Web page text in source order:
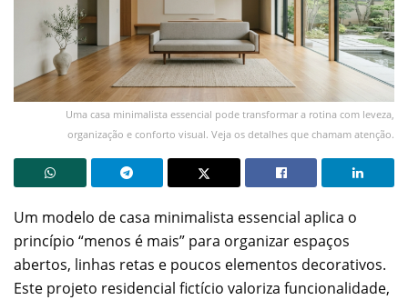
Uma casa minimalista essencial pode transformar a rotina com leveza,
organização e conforto visual. Veja os detalhes que chamam atenção.
Um modelo de casa minimalista essencial aplica o
princípio “menos é mais” para organizar espaços
abertos, linhas retas e poucos elementos decorativos.
Este projeto residencial fictício valoriza funcionalidade,